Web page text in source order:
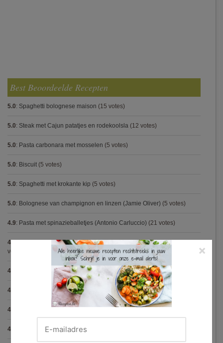
Best Beoordeelde Recepten
5.0: Spaghetti bolognese maison (15 votes)
5.0: Steak met Cajun patatjes en rodekoolsla (12 votes)
5.0: Pasta carbonara met mosselen (5 votes)
5.0: Biscuit (5 votes)
5.0: Spaghetti met krokante kip (5 votes)
5.0: Bolognese van champignon en linzen (Jamie Oliver) (5 votes)
4.9: Pasta met spinazieballetjes (Antonio Carluccio) (21 votes)
4.9 Volkorenspaghetti in mosterdsaus met prei en spek (Colruyt)
votes)
4.9 Gegrilde nougat met esdoornsiroop (14 votes)
4.9 Gegratineerde gehaktballen in tomatensaus(12 votes)
4.9
4.9 Pizza chicken BBQ(11 votes)
×